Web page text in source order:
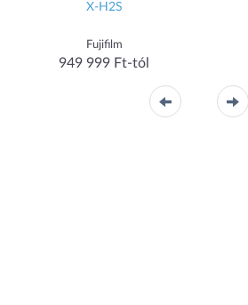
X-H2S
Fujifilm
949 999 Ft-tól